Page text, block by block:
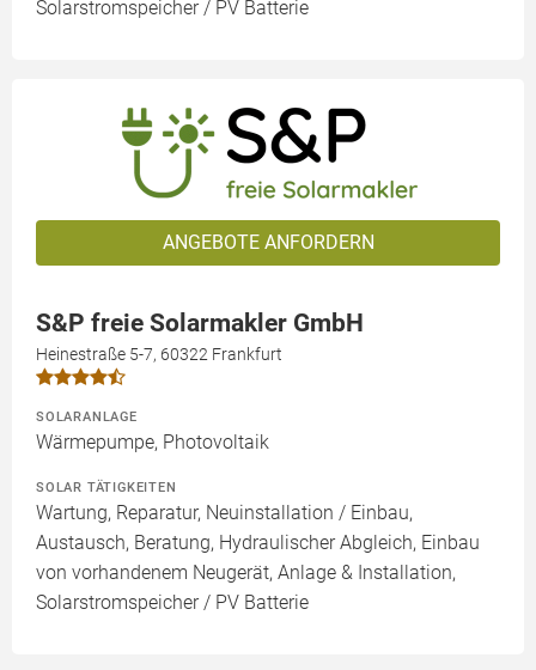
Solarstromspeicher / PV Batterie
ANGEBOTE ANFORDERN
S&P freie Solarmakler GmbH
Heinestraße 5-7, 60322 Frankfurt
SOLARANLAGE
Wärmepumpe, Photovoltaik
SOLAR TÄTIGKEITEN
Wartung, Reparatur, Neuinstallation / Einbau,
Austausch, Beratung, Hydraulischer Abgleich, Einbau
von vorhandenem Neugerät, Anlage & Installation,
Solarstromspeicher / PV Batterie